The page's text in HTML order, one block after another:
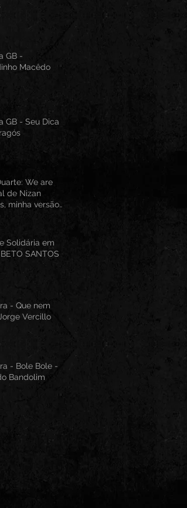
GB -
Macêdo
GB - Seu Dica -
We are
de Nizan
minha versão
Solidária em
SANTOS
- Que nem
Vercillo
- Bole Bole -
Bandolim